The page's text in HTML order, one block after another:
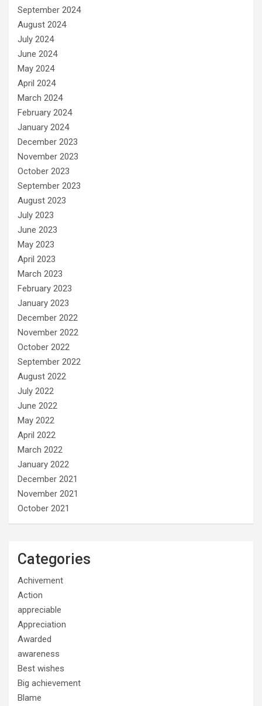
September 2024
August 2024
July 2024
June 2024
May 2024
April 2024
March 2024
February 2024
January 2024
December 2023
November 2023
October 2023
September 2023
August 2023
July 2023
June 2023
May 2023
April 2023
March 2023
February 2023
January 2023
December 2022
November 2022
October 2022
September 2022
August 2022
July 2022
June 2022
May 2022
April 2022
March 2022
January 2022
December 2021
November 2021
October 2021
Categories
Achivement
Action
appreciable
Appreciation
Awarded
awareness
Best wishes
Big achievement
Blame